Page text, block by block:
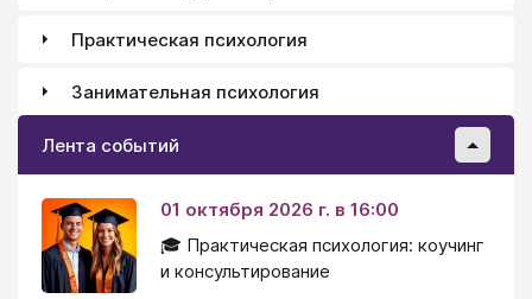
Практическая психология
Занимательная психология
Лента событий
01 октября 2026 г. в 16:00
🎓 Практическая психология: коучинг
и консультирование